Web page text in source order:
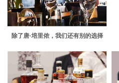
除了唐·培里侬，我们还有别的选择